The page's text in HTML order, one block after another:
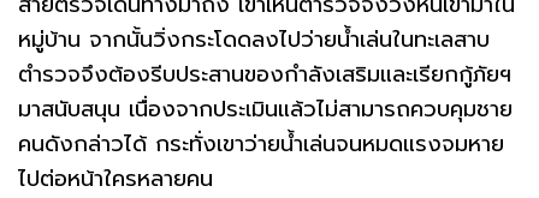
หมู่บ้าน จากนั้นวิ่งกระโดดลงไปว่ายน้ำเล่นในทะเลสาบ
ตำรวจจึงต้องรีบประสานของกำลังเสริมและเรียกกู้ภัยฯ
มาสนับสนุน เนื่องจากประเมินแล้วไม่สามารถควบคุมชาย
คนดังกล่าวได้ กระทั่งเขาว่ายน้ำเล่นจนหมดแรงจมหาย
ไปต่อหน้าใครหลายคน